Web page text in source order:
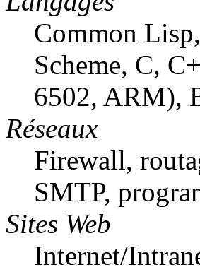
Common
Scheme, C,
6502, ARM),
Réseaux
Firewall,
SMTP,
Sites Web
Internet/